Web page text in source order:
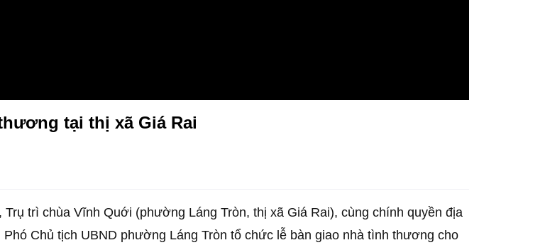
tại thị xã Giá Rai
trì chùa Vĩnh Quới (phường Láng Tròn, thị xã Giá Rai), cùng chính quyền địa
Chủ tịch UBND phường Láng Tròn tổ chức lễ bàn giao nhà tình thương cho